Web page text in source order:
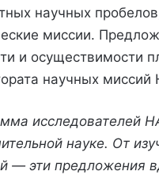
научных
миссии.
и осуществимости
научных миссий
исследователей
науке. От
— эти предложения